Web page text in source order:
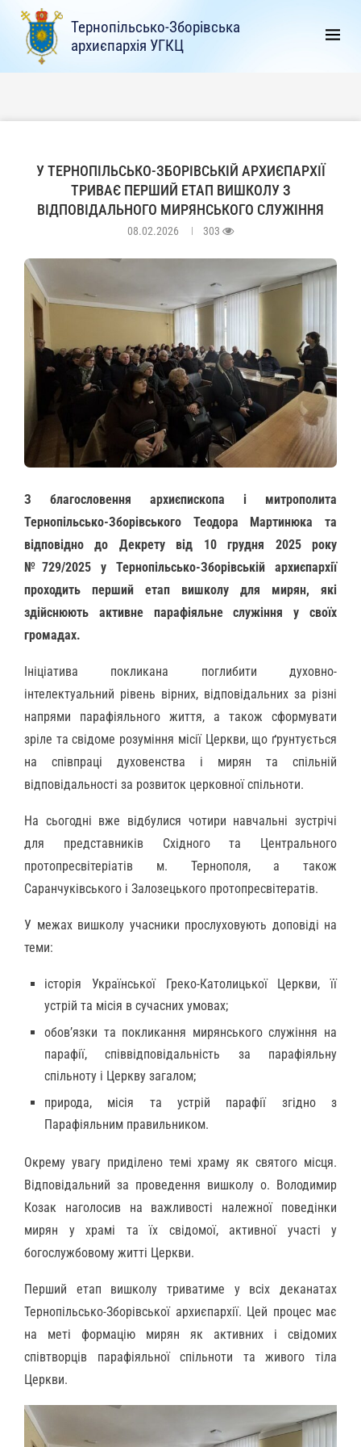
Тернопільсько-Зборівська
архиєпархія УГКЦ
У ТЕРНОПІЛЬСЬКО-ЗБОРІВСЬКІЙ АРХИЄПАРХІЇ
ТРИВАЄ ПЕРШИЙ ЕТАП ВИШКОЛУ З
ВІДПОВІДАЛЬНОГО МИРЯНСЬКОГО СЛУЖІННЯ
08.02.2026 303
З благословення архиєпископа і митрополита
Тернопільсько-Зборівського Теодора Мартинюка та
відповідно до Декрету від 10 грудня 2025 року
№729/2025 у Тернопільсько-Зборівській архиєпархії
проходить перший етап вишколу для мирян, які
здійснюють активне парафіяльне служіння у своїх
громадах.
Ініціатива покликана поглибити духовно-
інтелектуальний рівень вірних, відповідальних за різні
напрями парафіяльного життя, а також сформувати
зріле та свідоме розуміння місії Церкви, що ґрунтується
на співпраці духовенства і мирян та спільній
відповідальності за розвиток церковної спільноти.
На сьогодні вже відбулися чотири навчальні зустрічі
для представників Східного та Центрального
протопресвітеріатів м. Тернополя, а також
Саранчуківського і Залозецького протопресвітератів.
У межах вишколу учасники прослуховують доповіді на
теми:
історія Української Греко-Католицької Церкви, її
устрій та місія в сучасних умовах;
обов’язки та покликання мирянського служіння на
парафії, співвідповідальність за парафіяльну
спільноту і Церкву загалом;
природа, місія та устрій парафії згідно з
Парафіяльним правильником.
Окрему увагу приділено темі храму як святого місця.
Відповідальний за проведення вишколу о. Володимир
Козак наголосив на важливості належної поведінки
мирян у храмі та їх свідомої, активної участі у
богослужбовому житті Церкви.
Перший етап вишколу триватиме у всіх деканатах
Тернопільсько-Зборівської архиєпархії. Цей процес має
на меті формацію мирян як активних і свідомих
співтворців парафіяльної спільноти та живого тіла
Церкви.